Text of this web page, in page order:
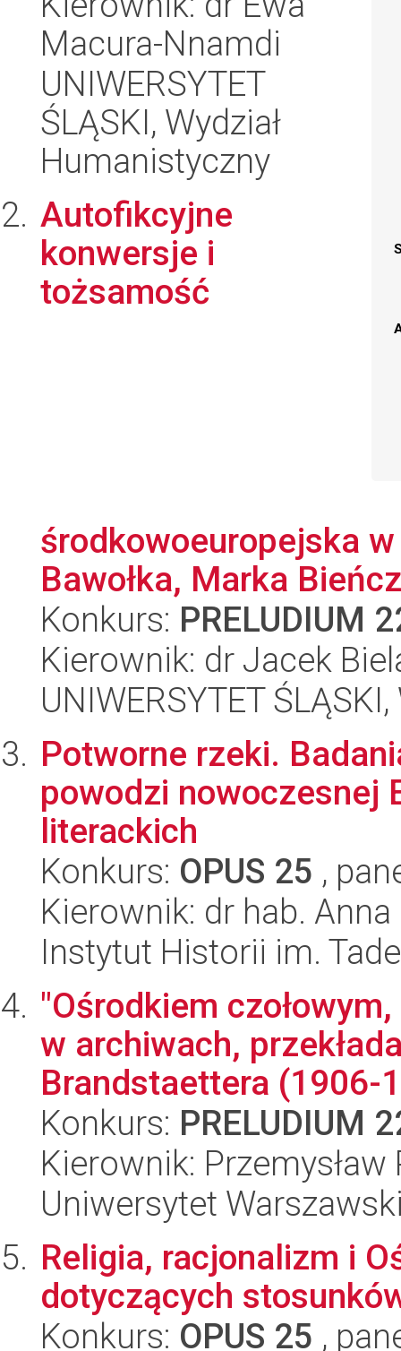
Macura-Nnamdi
UNIWERSYTET
ŚLĄSKI, Wydział
Humanistyczny
Autofikcyjne
konwersje i
tożsamość
środkowoeuropejska
Bawołka, Marka
Konkurs: PRELUDIUM
Kierownik: dr Jacek
UNIWERSYTET
Potworne rzeki.
powodzi nowoczesnej
literackich
Konkurs: OPUS 25 ,
Kierownik: dr hab. Anna
Instytut Historii im.
"Ośrodkiem
w archiwach,
Brandstaettera (1906-
Konkurs: PRELUDIUM
Kierownik: Przemysław
Uniwersytet
Religia, racjonalizm i
dotyczących
Konkurs: OPUS 25 ,